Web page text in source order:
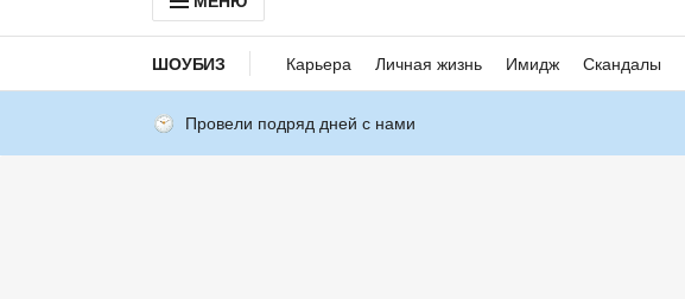
ШОУБИЗ Карьера Личная жизнь Имидж Скандалы
Провели подряд дней с нами